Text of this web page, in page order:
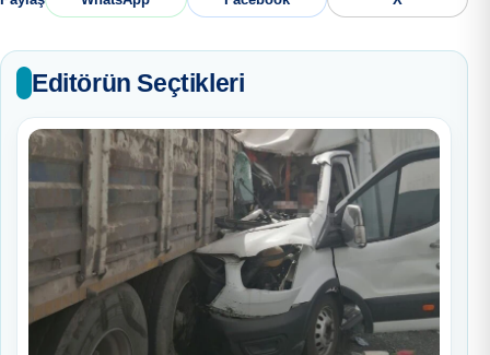
Editörün Seçtikleri